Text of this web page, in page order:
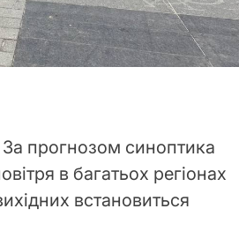
За прогнозом синоптика
в багатьох регіонах
встановиться